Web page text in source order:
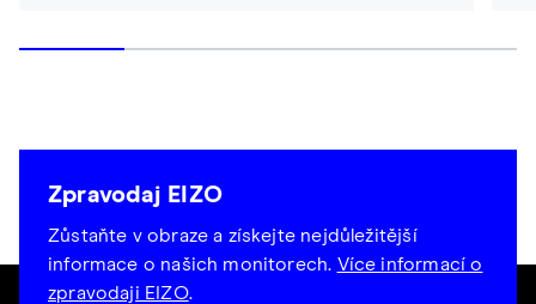
Zpravodaj EIZO
Zůstaňte v obraze a získejte nejdůležitější
informace o našich monitorech. Více informací o
zpravodaji EIZO.